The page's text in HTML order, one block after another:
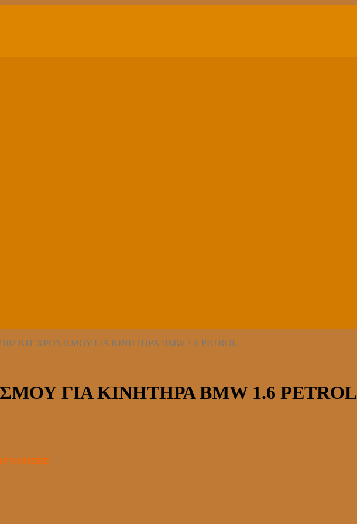
ΚΙΤ ΧΡΟΝΙΣΜΟΥ ΓΙΑ ΚΙΝΗΤΗΡΑ BMW 1.6 PETROL
ΓΙΑ ΚΙΝΗΤΗΡΑ BMW 1.6 PETROL